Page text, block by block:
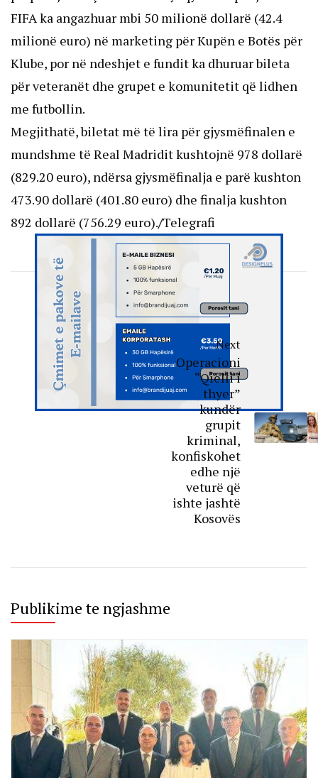
FIFA ka angazhuar mbi 50 milionë dollarë (42.4
milionë euro) në marketing për Kupën e Botës për
Klube, por në ndeshjet e fundit ka dhuruar bileta
për veteranët dhe grupet e komunitetit që lidhen
me futbollin.
Megjithatë, biletat më të lira për gjysmëfinalen e
mundshme të Real Madridit kushtojnë 978 dollarë
(829.20 euro), ndërsa gjysmëfinalja e parë kushton
473.90 dollarë (401.80 euro) dhe finalja kushton
892 dollarë (756.29 euro)./Telegrafi
Next
Operacioni
“Qielli i
thyer”
kundër
grupit
kriminal,
konfiskohet
edhe një
veturë që
ishte jashtë
Kosovës
Publikime te ngjashme